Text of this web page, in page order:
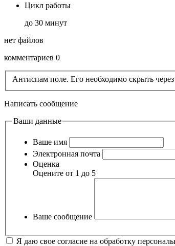
Цикл работы
до 30 минут
нет файлов
комментариев 0
Антиспам поле. Его необходимо скрыть через
Написать сообщение
Ваши данные
Ваше имя
Электронная почта
Оценка
Оцените от 1 до 5
Ваше сообщение
Я даю свое согласие на обработку